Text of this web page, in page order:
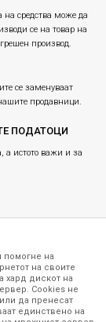
на средства може да
се на товар на
производ.
се заменуваат
продавници.
ПОДАТОЦИ
а истото важи и за
на нашата
помогне на
на своите
хард дискот на
Cookies не
да пренесат
единствено на